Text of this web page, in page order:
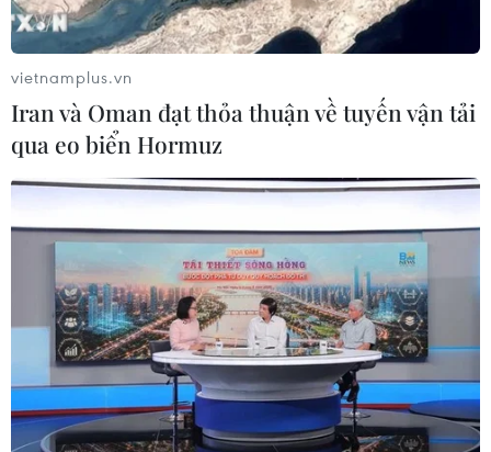
vietnamplus.vn
Iran và Oman đạt thỏa thuận về tuyến vận tải
qua eo biển Hormuz